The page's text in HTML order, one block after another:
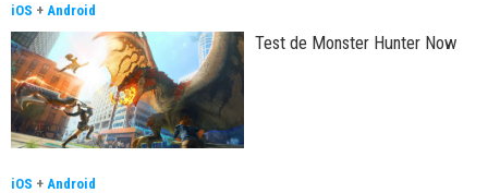
iOS + Android
Test de Monster Hunter Now
iOS + Android